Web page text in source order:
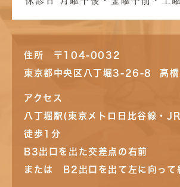
住所 〒104-0032
東京都中央区八丁堀3-26-8 高橋
アクセス
八丁堀駅(東京メトロ日比谷線・
徒歩1分
B3出口を出た交差点の右前
または B2出口を出て左に向っ